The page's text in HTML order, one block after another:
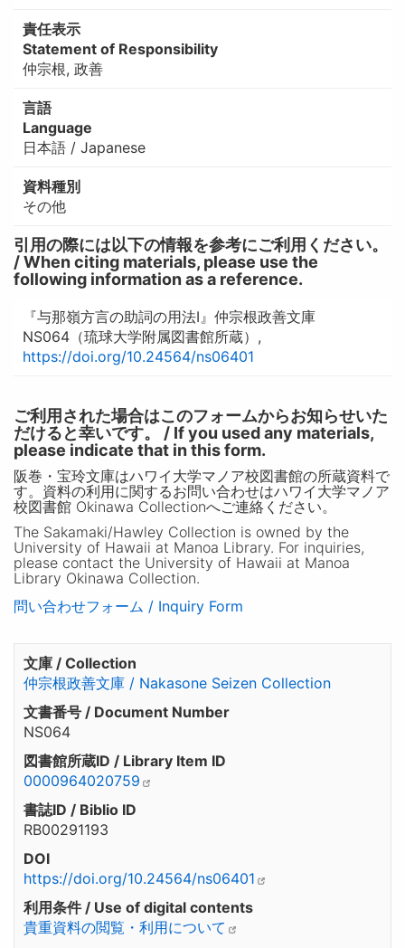
責任表示
Statement of Responsibility
仲宗根, 政善
言語
Language
日本語 / Japanese
資料種別
その他
引用の際には以下の情報を参考にご利用ください。
/ When citing materials, please use the
following information as a reference.
『与那嶺方言の助詞の用法I』仲宗根政善文庫
NS064（琉球大学附属図書館所蔵）,
https://doi.org/10.24564/ns06401
ご利用された場合はこのフォームからお知らせいた
だけると幸いです。 / If you used any materials,
please indicate that in this form.
阪巻・宝玲文庫はハワイ大学マノア校図書館の所蔵資料で
す。資料の利用に関するお問い合わせはハワイ大学マノア
校図書館 Okinawa Collectionへご連絡ください。
The Sakamaki/Hawley Collection is owned by the
University of Hawaii at Manoa Library. For inquiries,
please contact the University of Hawaii at Manoa
Library Okinawa Collection.
問い合わせフォーム / Inquiry Form
文庫 / Collection
仲宗根政善文庫 / Nakasone Seizen Collection
文書番号 / Document Number
NS064
図書館所蔵ID / Library Item ID
0000964020759
書誌ID / Biblio ID
RB00291193
DOI
https://doi.org/10.24564/ns06401
利用条件 / Use of digital contents
貴重資料の閲覧・利用について